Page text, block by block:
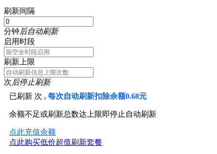
刷新间隔
分钟后自动刷新
启用时段
刷新上限
次后停止刷新
已刷新 次 ,每次自动刷新扣除余额0.68元
余额不足或刷新总数达上限即停止自动刷新
点此充值余额
点此购买低价超值刷新套餐